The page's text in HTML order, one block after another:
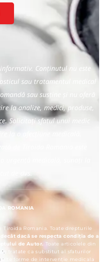
Conținutul nu este
sau tratamentul medical
sau susține și nu oferă
la analize, medici, produse,
Solicitați sfatul unui medic
la o afecțiune medicală.
de Tiroida Romania este
urgență medicală, sunați la
ROMANIA
Romania. Toate drepturile
dacă se respecta condiția de a
de Autor. Toate articolele din
tratate ca substitut al sfaturilor
forme de intervenție medicala